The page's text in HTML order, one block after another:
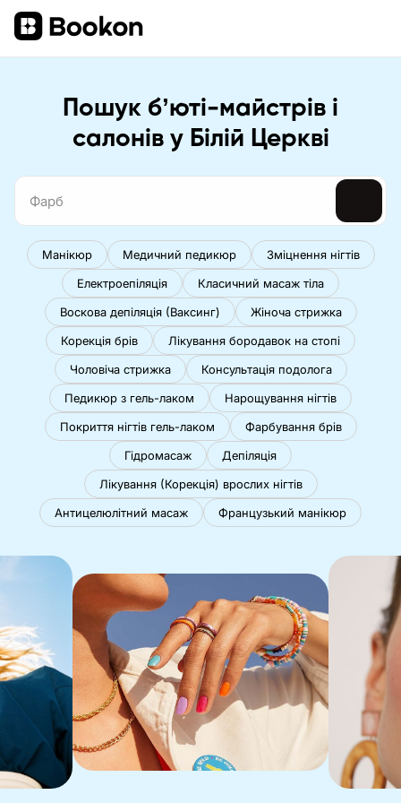
Пошук бʼюті-майстрів і
салонів у Білій Церкві
Манікюр Медичний педикюр
Зміцнення нігтів
Електроепіляція
Класичний масаж тіла
Воскова депіляція (Ваксинг)
Жіноча стрижка
Корекція брів
Лікування бородавок на стопі
Чоловіча стрижка
Консультація подолога
Педикюр з гель-лаком
Нарощування нігтів
Покриття нігтів гель-лаком
Фарбування брів
Гідромасаж
Депіляція
Лікування (Корекція) врослих нігтів
Антицелюлітний масаж
Французький манікюр